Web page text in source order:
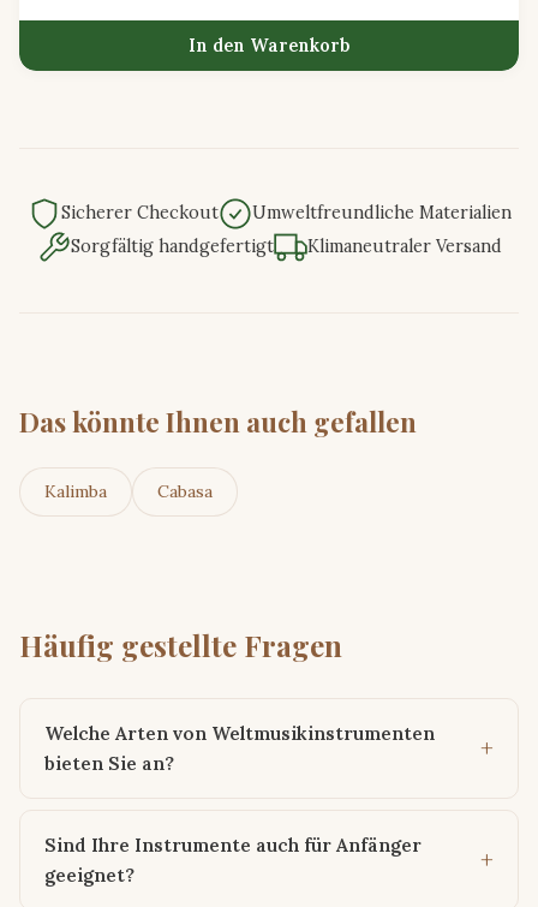
In den Warenkorb
Sicherer Checkout
Umweltfreundliche Materialien
Sorgfältig handgefertigt
Klimaneutraler Versand
Das könnte Ihnen auch gefallen
Kalimba Cabasa
Häufig gestellte Fragen
Welche Arten von Weltmusikinstrumenten
bieten Sie an?
Sind Ihre Instrumente auch für Anfänger
geeignet?